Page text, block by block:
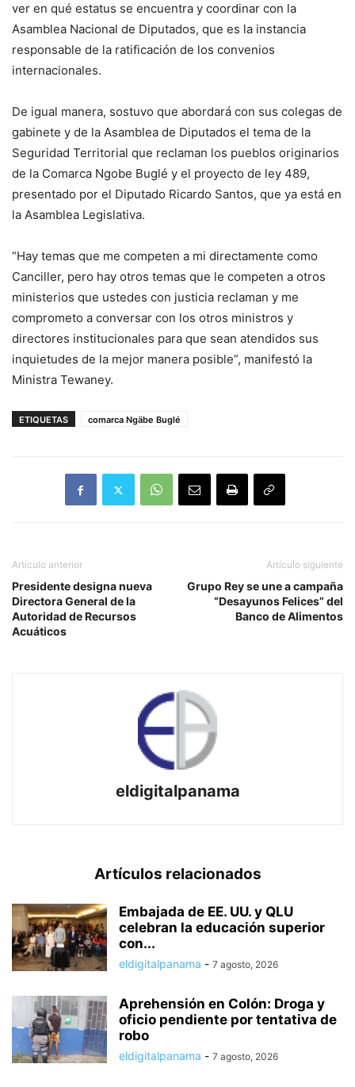
ver en qué estatus se encuentra y coordinar con la
Asamblea Nacional de Diputados, que es la instancia
responsable de la ratificación de los convenios
internacionales.
De igual manera, sostuvo que abordará con sus colegas de
gabinete y de la Asamblea de Diputados el tema de la
Seguridad Territorial que reclaman los pueblos originarios
de la Comarca Ngobe Buglé y el proyecto de ley 489,
presentado por el Diputado Ricardo Santos, que ya está en
la Asamblea Legislativa.
“Hay temas que me competen a mi directamente como
Canciller, pero hay otros temas que le competen a otros
ministerios que ustedes con justicia reclaman y me
comprometo a conversar con los otros ministros y
directores institucionales para que sean atendidos sus
inquietudes de la mejor manera posible”, manifestó la
Ministra Tewaney.
ETIQUETAS comarca Ngäbe Buglé
Artículo anterior
Presidente designa nueva
Directora General de la
Autoridad de Recursos
Acuáticos
Artículo siguiente
Grupo Rey se une a campaña
“Desayunos Felices” del
Banco de Alimentos
eldigitalpanama
Artículos relacionados
Embajada de EE. UU. y QLU
celebran la educación superior
con...
eldigitalpanama - 7 agosto, 2026
Aprehensión en Colón: Droga y
oficio pendiente por tentativa de
robo
eldigitalpanama - 7 agosto, 2026